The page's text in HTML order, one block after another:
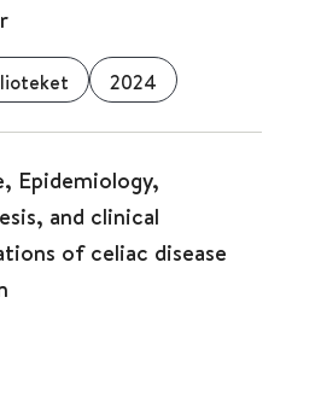
2024
Epidemiology,
and clinical
of celiac disease